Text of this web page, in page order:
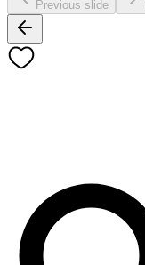
Previous slide